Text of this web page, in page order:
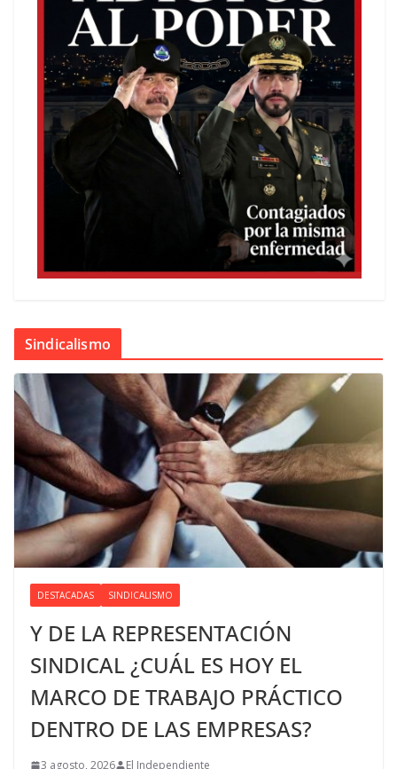
Sindicalismo
DESTACADAS SINDICALISMO
Y DE LA REPRESENTACIÓN
SINDICAL ¿CUÁL ES HOY EL
MARCO DE TRABAJO PRÁCTICO
DENTRO DE LAS EMPRESAS?
3 agosto, 2026 El Independiente